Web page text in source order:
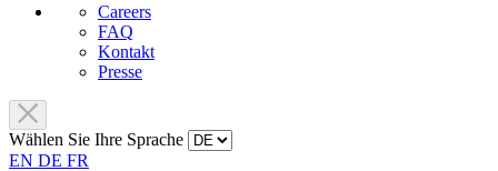
Careers
FAQ
Kontakt
Presse
Wählen Sie Ihre Sprache
EN DE FR